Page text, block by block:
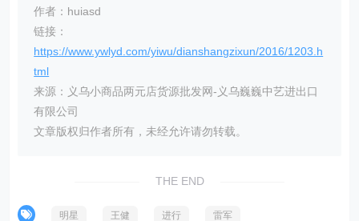
作者：huiasd
链接：
https://www.ywlyd.com/yiwu/dianshangzixun/2016/1203.h
tml
来源：义乌小商品两元店货源批发网-义乌巍巍中艺进出口
有限公司
文章版权归作者所有，未经允许请勿转载。
THE END
明星 王健 进行 雷军